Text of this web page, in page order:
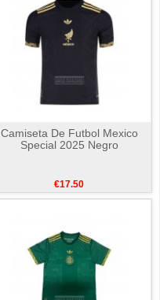
Camiseta De Futbol Mexico
Special 2025 Negro
€17.50